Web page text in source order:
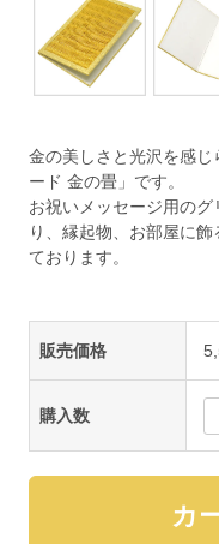
金の美しさと光沢を感
ード 金の畳」です。
お祝いメッセージ用の
り、縁起物、お部屋に
ております。
販売価格
購入数